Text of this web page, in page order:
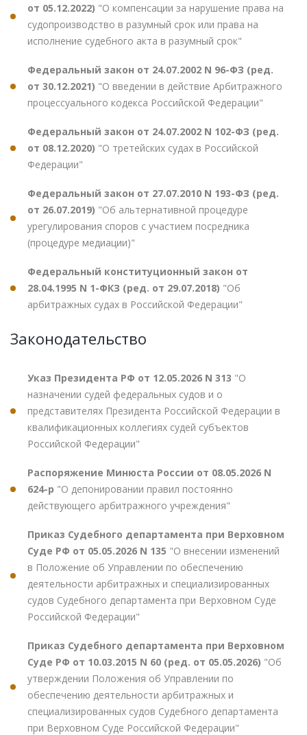
от 05.12.2022) "О компенсации за нарушение права на
судопроизводство в разумный срок или права на
исполнение судебного акта в разумный срок"
Федеральный закон от 24.07.2002 N 96-ФЗ (ред.
от 30.12.2021) "О введении в действие Арбитражного
процессуального кодекса Российской Федерации"
Федеральный закон от 24.07.2002 N 102-ФЗ (ред.
от 08.12.2020) "О третейских судах в Российской
Федерации"
Федеральный закон от 27.07.2010 N 193-ФЗ (ред.
от 26.07.2019) "Об альтернативной процедуре
урегулирования споров с участием посредника
(процедуре медиации)"
Федеральный конституционный закон от
28.04.1995 N 1-ФКЗ (ред. от 29.07.2018) "Об
арбитражных судах в Российской Федерации"
Законодательство
Указ Президента РФ от 12.05.2026 N 313 "О
назначении судей федеральных судов и о
представителях Президента Российской Федерации в
квалификационных коллегиях судей субъектов
Российской Федерации"
Распоряжение Минюста России от 08.05.2026 N
624-р "О депонировании правил постоянно
действующего арбитражного учреждения"
Приказ Судебного департамента при Верховном
Суде РФ от 05.05.2026 N 135 "О внесении изменений
в Положение об Управлении по обеспечению
деятельности арбитражных и специализированных
судов Судебного департамента при Верховном Суде
Российской Федерации"
Приказ Судебного департамента при Верховном
Суде РФ от 10.03.2015 N 60 (ред. от 05.05.2026) "Об
утверждении Положения об Управлении по
обеспечению деятельности арбитражных и
специализированных судов Судебного департамента
при Верховном Суде Российской Федерации"